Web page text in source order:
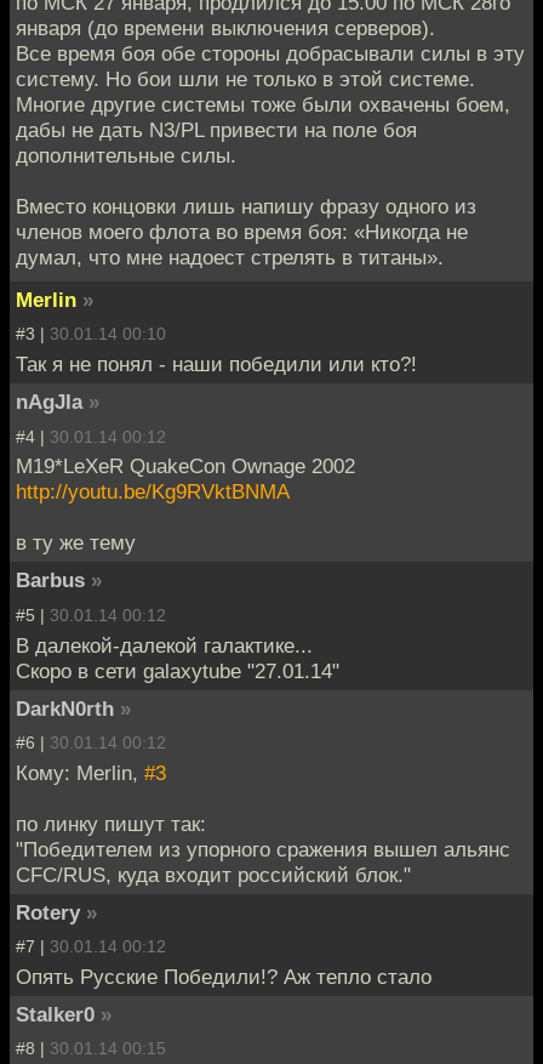
января (до времени выключения серверов).
Все время боя обе стороны добрасывали силы в эту
систему. Но бои шли не только в этой системе.
Многие другие системы тоже были охвачены боем,
дабы не дать N3/PL привести на поле боя
дополнительные силы.
Вместо концовки лишь напишу фразу одного из
членов моего флота во время боя: «Никогда не
думал, что мне надоест стрелять в титаны».
Merlin »
#3 | 30.01.14 00:10
Так я не понял - наши победили или кто?!
nAgJIa »
#4 | 30.01.14 00:12
M19*LeXeR QuakeCon Ownage 2002
http://youtu.be/Kg9RVktBNMA
в ту же тему
Barbus »
#5 | 30.01.14 00:12
В далекой-далекой галактике...
Скоро в сети galaxytube "27.01.14"
DarkN0rth »
#6 | 30.01.14 00:12
Кому: Merlin, #3
по линку пишут так:
"Победителем из упорного сражения вышел альянс
CFC/RUS, куда входит российский блок."
Rotery »
#7 | 30.01.14 00:12
Опять Русские Победили!? Аж тепло стало
Stalker0 »
#8 | 30.01.14 00:15